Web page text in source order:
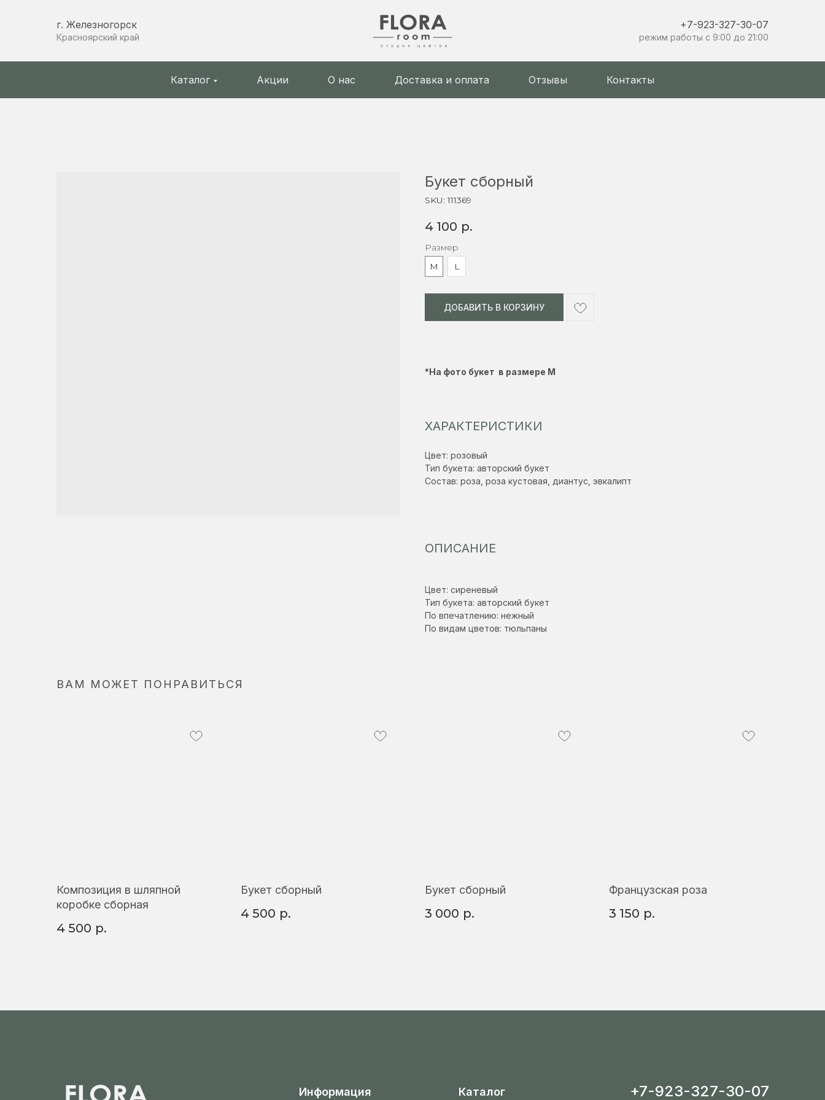
режим работы с 9:00 до 21:00
+7-923-327-30-07
Красноярский край
г. Железногорск
Каталог Акции О нас Доставка и оплата Отзывы Контакты
Букет сборный
SKU:111369
4 100 р.
Размер
M
L
ДОБАВИТЬ В КОРЗИНУ
*На фото букет в размере М
ХАРАКТЕРИСТИКИ
Цвет: розовый
Тип букета: авторский букет
Состав: роза, роза кустовая, диантус, эвкалипт
ОПИСАНИЕ
Цвет: сиреневый
Тип букета: авторский букет
По впечатлению: нежный
По видам цветов: тюльпаны
ВАМ МОЖЕТ ПОНРАВИТЬСЯ
Композиция в шляпной
коробке сборная
4 500 р.
Букет сборный
4 500 р.
Букет сборный
3 000 р.
Французская роза
3 150 р.
Каталог +7-923-327-30-07
Информация